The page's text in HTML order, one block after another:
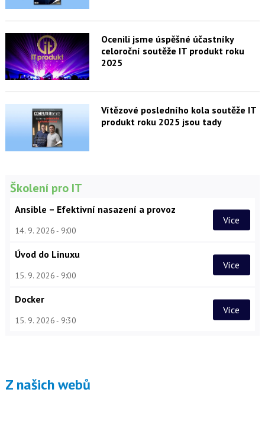
Ocenili jsme úspěšné účastníky
celoroční soutěže IT produkt roku
2025
Vítězové posledního kola soutěže IT
produkt roku 2025 jsou tady
Školení pro IT
Ansible – Efektivní nasazení a provoz
14. 9. 2026 9:00
Více
Úvod do Linuxu
15. 9. 2026 9:00
Více
Docker
15. 9. 2026 9:30
Více
Z našich webů